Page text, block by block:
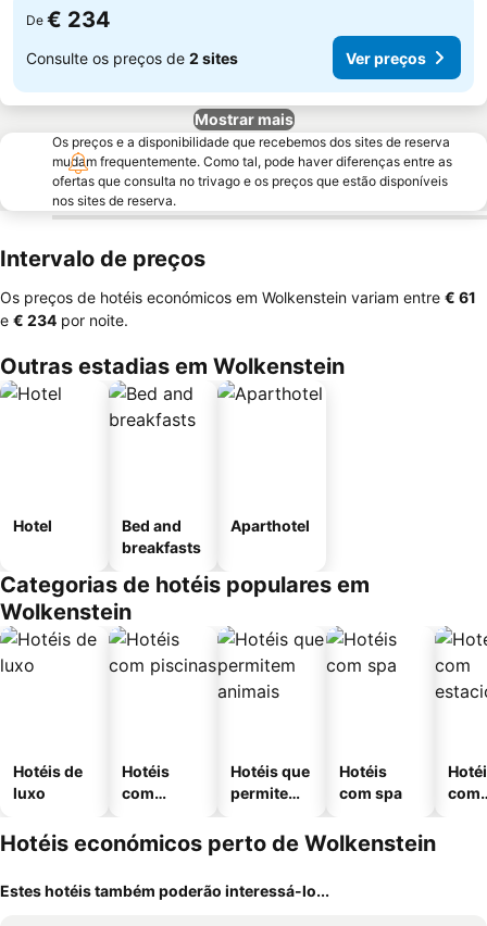
De € 234
Consulte os preços de 2 sites Ver preços
Mostrar mais
Os preços e a disponibilidade que recebemos dos sites de reserva
mudam frequentemente. Como tal, pode haver diferenças entre as
ofertas que consulta no trivago e os preços que estão disponíveis
nos sites de reserva.
Intervalo de preços
Os preços de hotéis económicos em Wolkenstein variam entre ‎€ 61
e ‎€ 234 por noite.
Outras estadias em Wolkenstein
Hotel
Bed and
breakfasts
Aparthotel
Categorias de hotéis populares em
Wolkenstein
Hotéis de
luxo
Hotéis
com
Hotéis que
permitem
Hotéis
com spa
com
Hotéis económicos perto de Wolkenstein
Estes hotéis também poderão interessá-lo...